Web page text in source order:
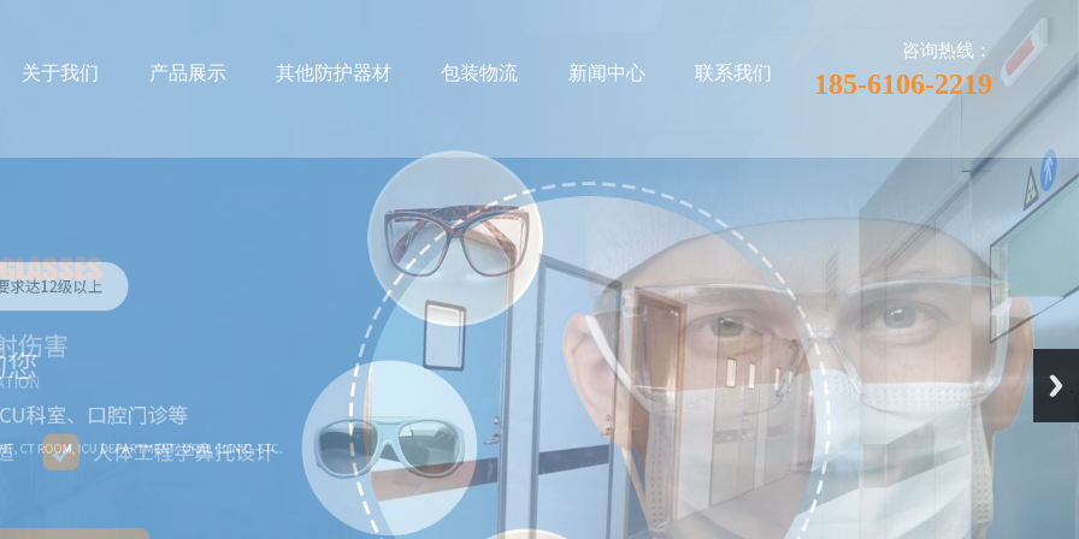
关于我们 产品展示 其他防护器材 包装物流 新闻中心 联系我们
咨询热线：
185-6106-2219